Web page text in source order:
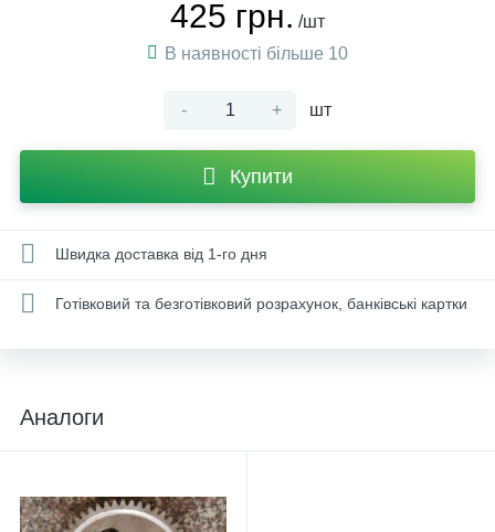
425 грн. /шт
В наявності більше 10
- + шт
Купити
Швидка доставка від 1-го дня
Готівковий та безготівковий розрахунок, банківські картки
Аналоги